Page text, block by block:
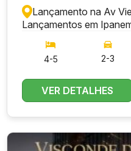
Lançamento na Av
Lançamentos em
4-5 2-3
VER DETALHES